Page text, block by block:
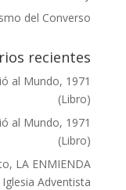
del Converso
recientes
al Mundo, 1971
(Libro)
al Mundo, 1971
(Libro)
LA ENMIENDA
Adventista